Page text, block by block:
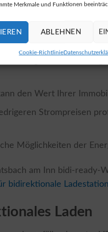
Merkmale und Funktionen
ABLEHNEN
Cookie-Richtlinie
späteren Zeitpunkt
kompatibel ist. Es gibt
sprechen:
die steigende Bedeutung
den Wert Ihrer
Strompreisen
Möglichkeiten der
am Inn bidi-ready-
bidirektionale
Laden